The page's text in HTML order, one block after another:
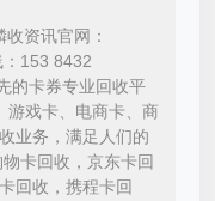
资讯官网：
153 8432
的卡券专业回收平
游戏卡、电商卡、商
业务，满足人们的
卡回收，京东卡回
回收，携程卡回